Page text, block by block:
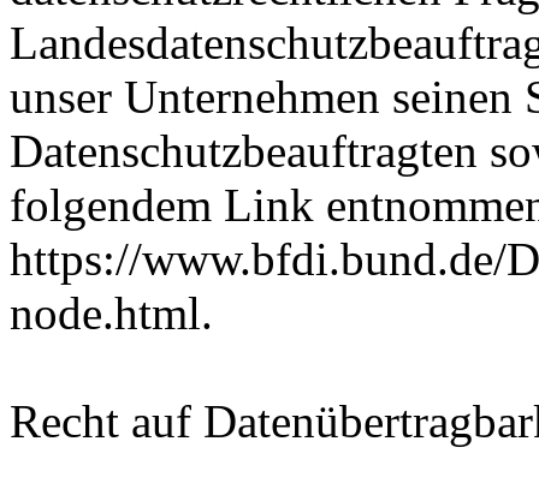
unser Unternehmen
Datenschutzbeauftragten
folgendem Link
https://www.bfdi.bund.de/
node.html.
Recht auf